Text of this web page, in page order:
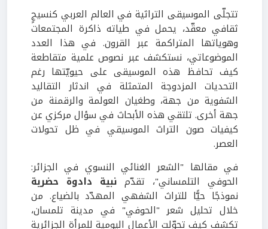
تتجلّى الموسيقى التراثية في العالم العربي كنسيجٍ
ثقافي معقّد، يحمل في طياته ذاكرة المجتمعات
وهوياتها المتراكمة عبر القرون. في هذا العدد
الموضوعاتي، نستكشف عبر نصوص علمية متقاطعة
كيف تحافظ هذه الموسيقى على حيويّتها رغم
التحديات المزدوجة المتمثلة في اندثار التقاليد
الشفوية من جهة، وطغيان العولمة والرقمنة من
جهة أخرى. تلتقي هذه الأبحاث في سؤال مركزي عن
كيفيات صون التراث الموسيقي في ظل تحولات
العصر.
في مقالها "الشعر الغنائي النسوي في الجزائر:
الحوفي التلمساني"، تقدّم نبية دادوة حضرية
نموذجًا حيًّا للتراث الشفهي المهدّد بالضياع. من
خلال تحليل شعر "الحوفي" في مدينة تلمسان،
تكشف كيف تحوّلت الأعمال اليومية للمرأة الجزائرية